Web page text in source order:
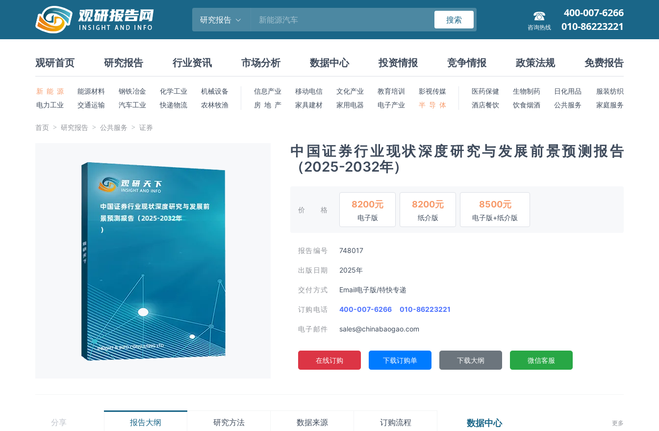
研究报告 搜索
咨询热线
400-007-6266
010-86223221
观研首页 研究报告 行业资讯 市场分析 数据中心 投资情报 竞争情报 政策法规 免费报告
新 能 源 能源材料 钢铁冶金 化学工业
机械设备
电力工业
交通运输 汽车工业 快递物流 农林牧渔
信息产业 移动电信 文化产业 教育培训
影视传媒
房 地 产
家具建材 家用电器 电子产业 半 导 体
医药保健 生物制药 日化用品
服装纺织
酒店餐饮
饮食烟酒 公共服务 家庭服务
首页 研究报告 公共服务 证券
中国证券行业现状深度研究与发展前景预测报告
（2025-2032年）
价格
8200元
电子版
8200元
纸介版
8500元
电子版+纸介版
报告编号 748017
出版日期 2025年
交付方式 Email电子版/特快专递
订购电话 400-007-6266 010-86223221
电子邮件 sales@chinabaogao.com
在线订购 下载订购单 下载大纲 微信客服
分享 报告大纲 研究方法 数据来源 订购流程 数据中心 更多